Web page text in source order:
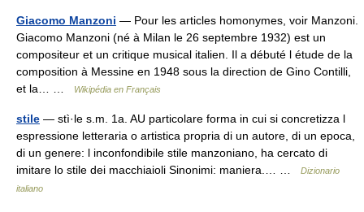
Giacomo Manzoni — Pour les articles homonymes, voir Manzoni.
Giacomo Manzoni (né à Milan le 26 septembre 1932) est un
compositeur et un critique musical italien. Il a débuté l étude de la
composition à Messine en 1948 sous la direction de Gino Contilli,
et la… …
Wikipédia en Français
stile — stì·le s.m. 1a. AU particolare forma in cui si concretizza l
espressione letteraria o artistica propria di un autore, di un epoca,
di un genere: l inconfondibile stile manzoniano, ha cercato di
imitare lo stile dei macchiaioli Sinonimi: maniera.… …
Dizionario
italiano